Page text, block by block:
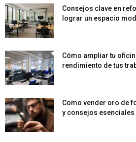
Consejos clave en
lograr un espacio
Cómo ampliar tu
rendimiento de tus
Como vender oro de
y consejos esenciales